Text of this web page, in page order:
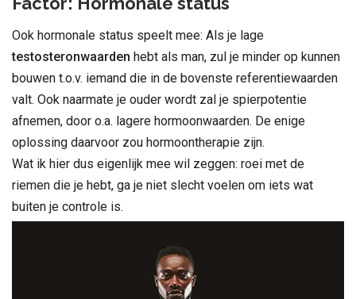
Ook hormonale status speelt mee: Als je lage
testosteronwaarden hebt als man, zul je minder op kunnen
bouwen t.o.v. iemand die in de bovenste referentiewaarden
valt. Ook naarmate je ouder wordt zal je spierpotentie
afnemen, door o.a. lagere hormoonwaarden. De enige
oplossing daarvoor zou hormoontherapie zijn.
Wat ik hier dus eigenlijk mee wil zeggen: roei met de
riemen die je hebt, ga je niet slecht voelen om iets wat
buiten je controle is.